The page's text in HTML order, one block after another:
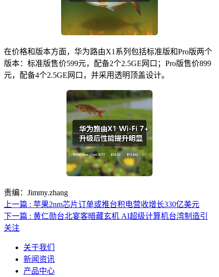
在价格和版本方面，华为路由X1系列包括标准版和Pro版两个
版本：标准版售价599元，配备2个2.5GE网口；Pro版售价899
元，配备4个2.5GE网口，并采用透明顶盖设计。
责编：Jimmy.zhang
上一篇 : 苹果2nm芯片订单或推台积电营收增长330亿美元
下一篇 : 黄仁勋台北宴客暗藏玄机 AI超级计算机台湾制造引
关注
关于我们
新闻资讯
产品中心